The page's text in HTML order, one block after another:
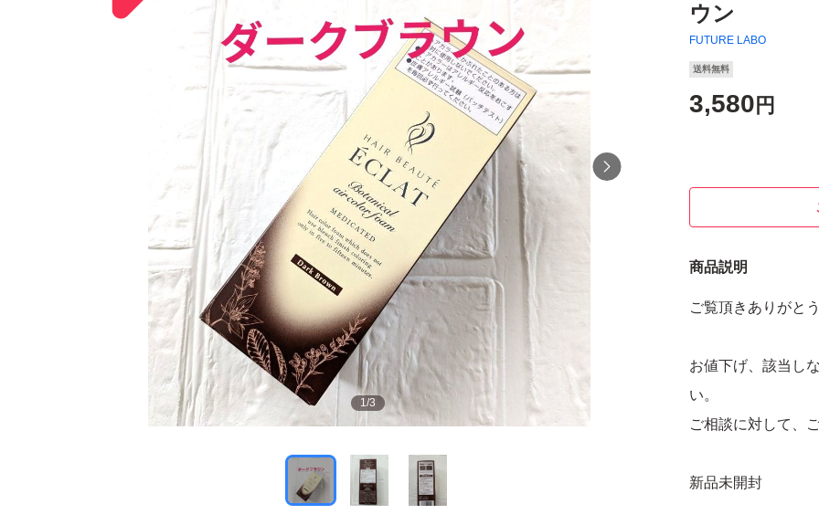
1/3
ウン
FUTURE LABO
送料無料
3,580 円
商品説明
ご覧頂きありがと
お値下げ、該当し
い。
ご相談に対して、
新品未開封